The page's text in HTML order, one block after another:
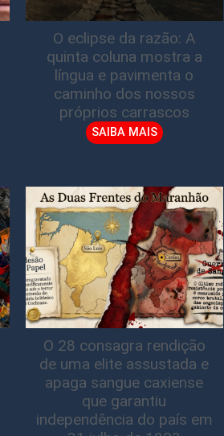
O eclipse da razão: A
quinta coluna mostra a
língua e pavimenta o
caminho dos nossos
próprios carrascos
SAIBA MAIS
O 28 consagra rendição
de uma elite assustada e
apaga sangue caxiense
que garantiu
independência do país em